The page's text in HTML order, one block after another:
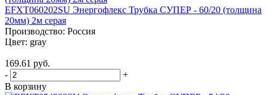
EFXT060202SU Энергофлекс Трубка СУПЕР - 60/20 (толщина
20мм) 2м серая
Производство: Россия
Цвет: gray
169.61 руб.
-
+
В корзину